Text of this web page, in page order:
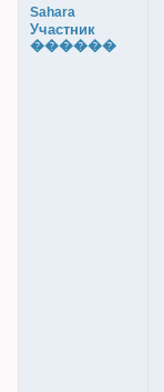
Sahara
Участник
������